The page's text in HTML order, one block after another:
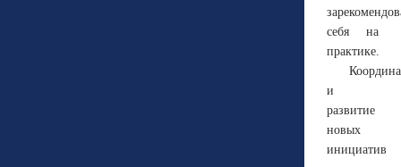
себя на
практике.
и
развитие
новых
инициатив